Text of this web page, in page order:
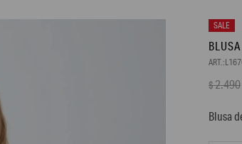
$2.490
Blusa